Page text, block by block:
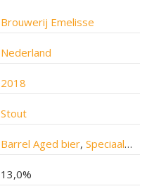
Brouwerij Emelisse
Nederland
2018
Stout
Barrel Aged bier, Speciaalbier
13,0%